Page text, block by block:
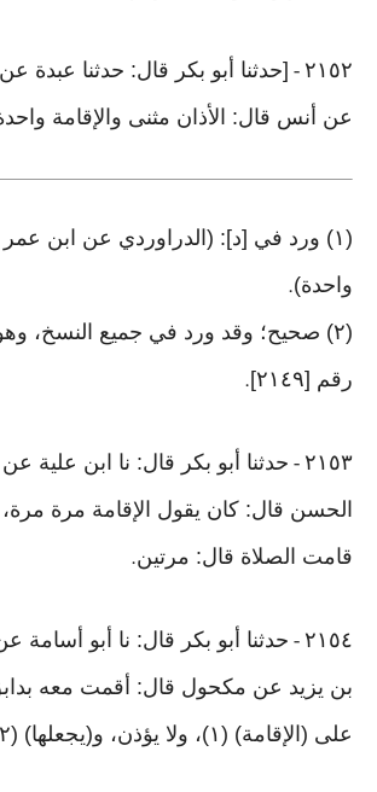
٢١٥٢ - [حدثنا أبو بكر قال: حدثنا عبدة
عن أنس قال: الأذان مثنى والإقامة واحدة]
(١) ورد في [د]: (الدراوردي عن ابن عمر
واحدة).
(٢) صحيح؛ وقد ورد في جميع النسخ،
رقم [٢١٤٩]
.
٢١٥٣ - حدثنا أبو بكر قال: نا ابن علية
الحسن قال: كان يقول الإقامة مرة مرة،
قامت الصلاة قال: مرتين.
٢١٥٤ - حدثنا أبو بكر قال: نا أبو أسامة
بن يزيد عن مكحول قال: أقمت معه
على (الإقامة) (١)، ولا يؤذن، و(يجعلها) (٢) واحدة